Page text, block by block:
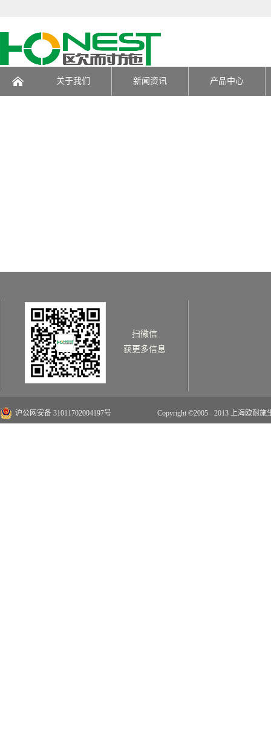
关于我们 新闻资讯 产品中心
扫微信
获更多信息
沪公网安备 31011702004197号 Copyright ©2005 - 2013 上海欧耐施